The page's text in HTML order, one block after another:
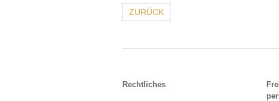
ZURÜCK
Rechtliches